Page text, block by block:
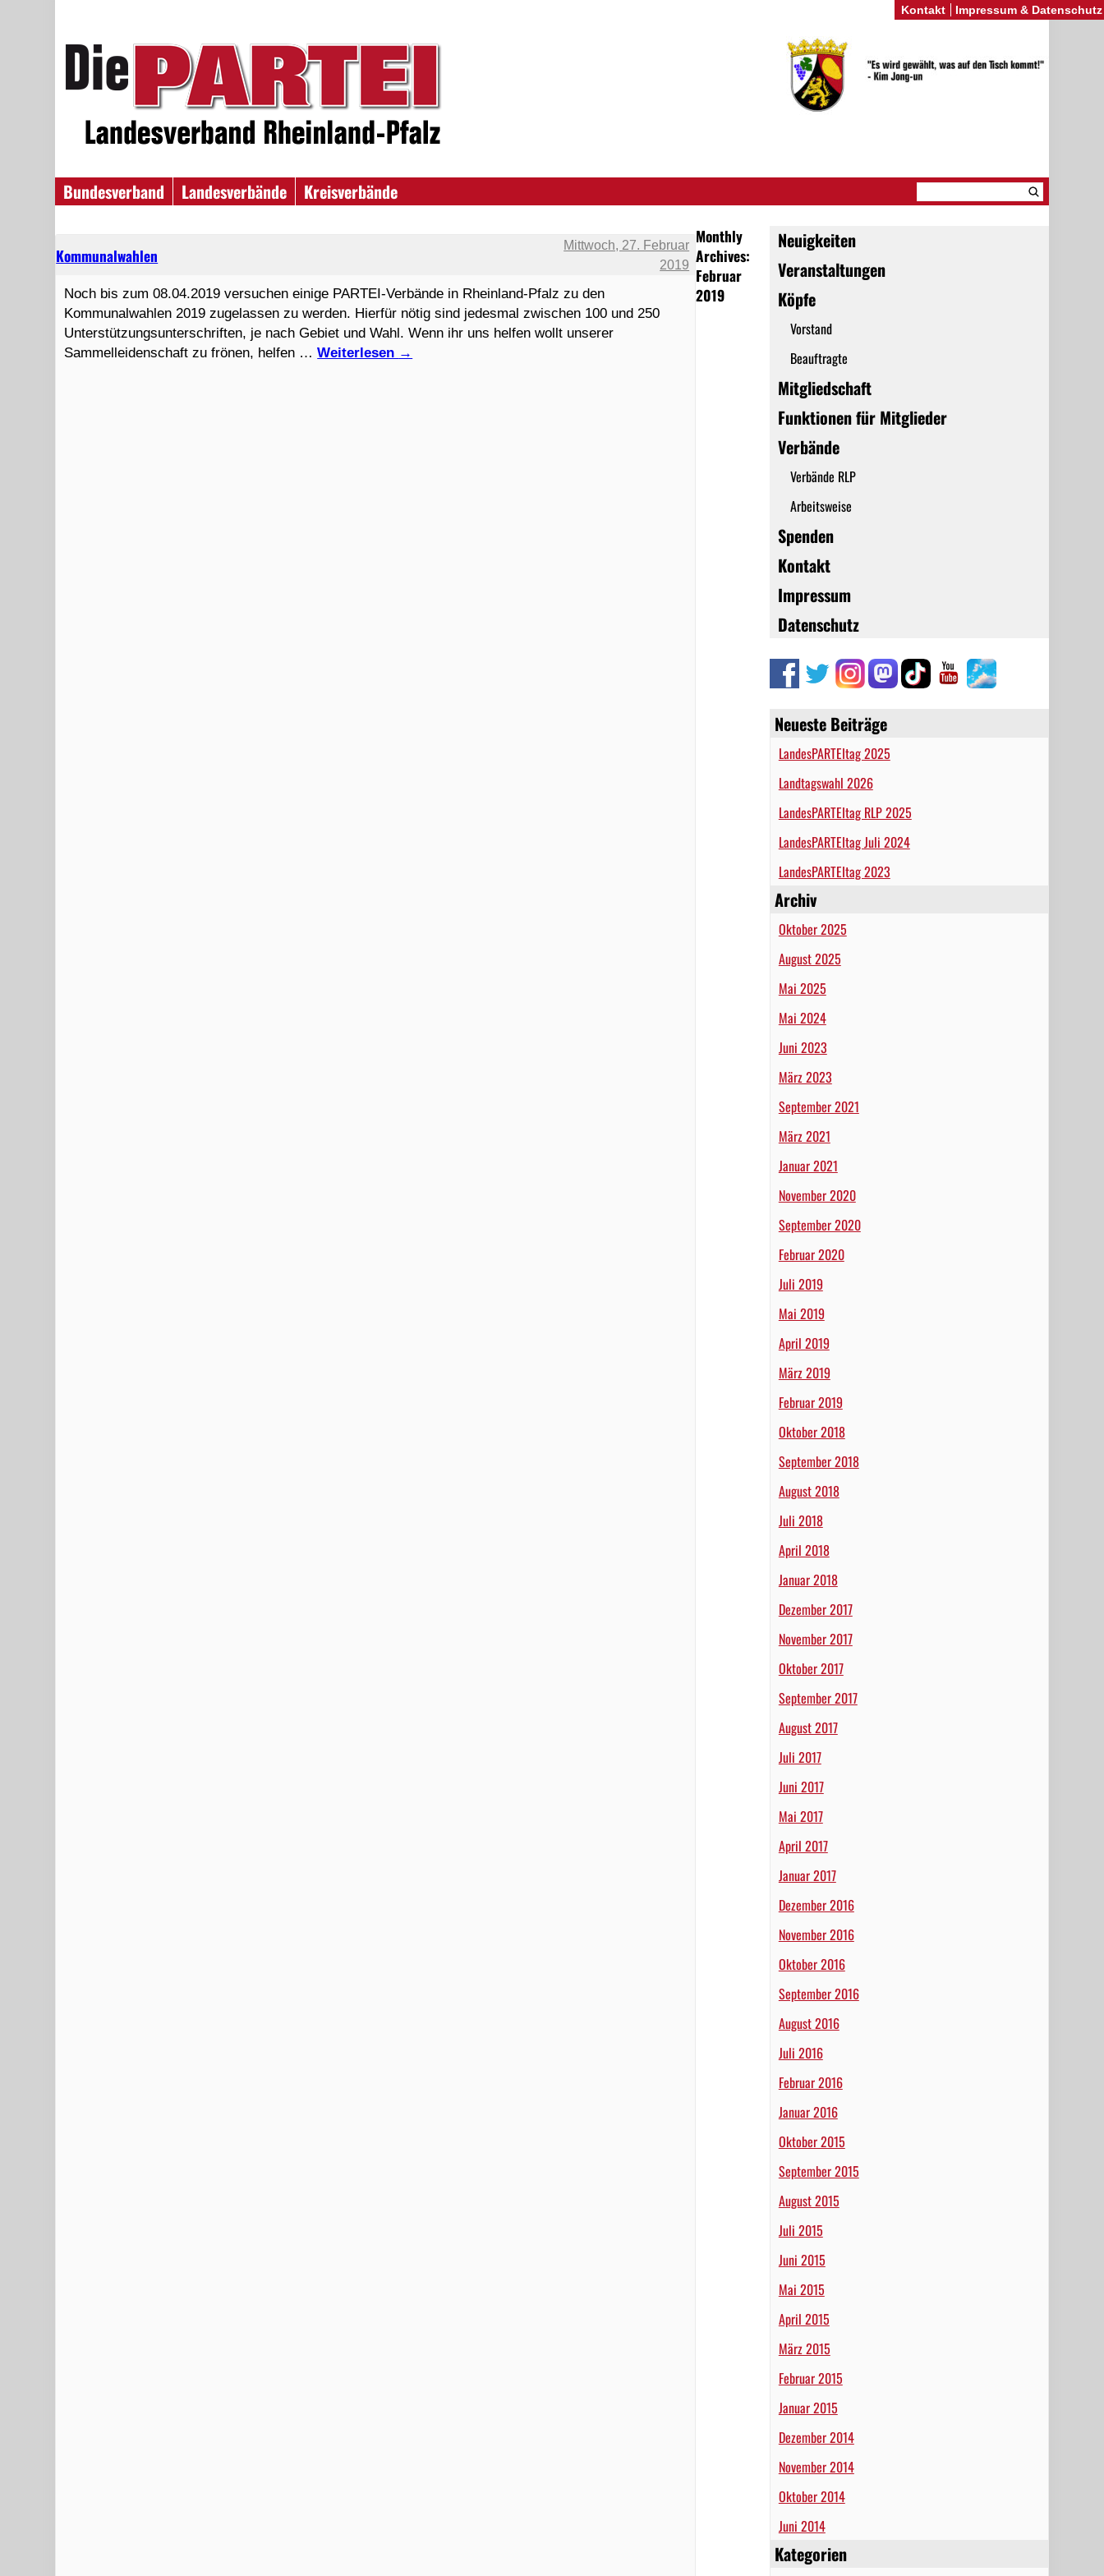
Bundesverband Landesverbände
Kreisverbände
Neuigkeiten
Veranstaltungen
Köpfe
Vorstand
Beauftragte
Mitgliedschaft
Funktionen für Mitglieder
Verbände
Verbände RLP
Arbeitsweise
Spenden
Kontakt
Impressum
Datenschutz
Neueste Beiträge
LandesPARTEItag 2025
Landtagswahl 2026
LandesPARTEItag RLP 2025
LandesPARTEItag Juli 2024
LandesPARTEItag 2023
Archiv
Oktober 2025
August 2025
Mai 2025
Mai 2024
Juni 2023
März 2023
September 2021
März 2021
Januar 2021
November 2020
September 2020
Februar 2020
Juli 2019
Mai 2019
April 2019
März 2019
Februar 2019
Oktober 2018
September 2018
August 2018
Juli 2018
April 2018
Januar 2018
Dezember 2017
November 2017
Oktober 2017
September 2017
August 2017
Juli 2017
Juni 2017
Mai 2017
April 2017
Januar 2017
Dezember 2016
November 2016
Oktober 2016
September 2016
August 2016
Juli 2016
Februar 2016
Januar 2016
Oktober 2015
September 2015
August 2015
Juli 2015
Juni 2015
Mai 2015
April 2015
März 2015
Februar 2015
Januar 2015
Dezember 2014
November 2014
Oktober 2014
Juni 2014
Kategorien
Monthly
Archives:
Februar
2019
Kommunalwahlen
Mittwoch, 27. Februar
2019
Noch bis zum 08.04.2019 versuchen einige PARTEI-Verbände in Rheinland-Pfalz zu den
Kommunalwahlen 2019 zugelassen zu werden. Hierfür nötig sind jedesmal zwischen 100 und 250
Unterstützungsunterschriften, je nach Gebiet und Wahl. Wenn ihr uns helfen wollt unserer
Sammelleidenschaft zu frönen, helfen …Weiterlesen →
Kontakt Impressum & Datenschutz